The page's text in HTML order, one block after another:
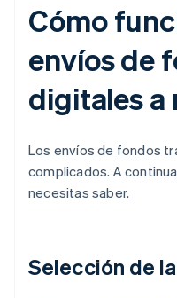
Cómo
envíos de
digitales a
Los envíos de fondos
complicados. A
necesitas saber.
Selección de